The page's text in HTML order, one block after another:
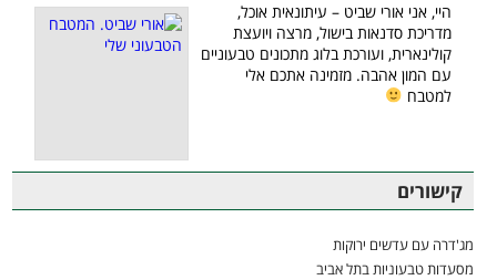
היי, אני אורי שביט – עיתונאית אוכל,
מדריכת סדנאות בישול, מרצה ויועצת
קולינארית, ועורכת בלוג מתכונים טבעוניים
עם המון אהבה. מזמינה אתכם אלי
למטבח
קישורים
מג'דרה עם עדשים ירוקות
מסעדות טבעוניות בתל אביב